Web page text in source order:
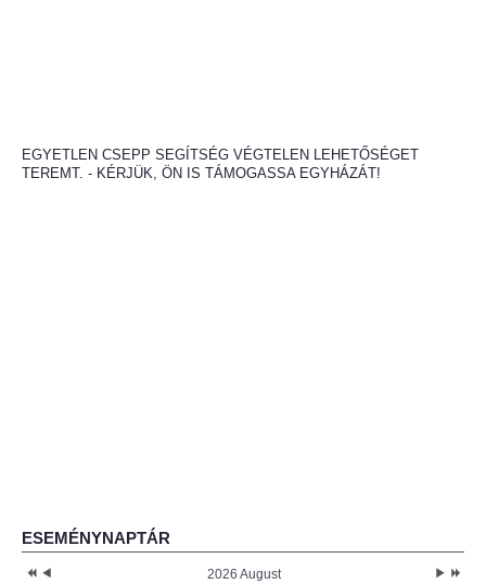
EGYETLEN CSEPP SEGÍTSÉG VÉGTELEN LEHETŐSÉGET
TEREMT. - KÉRJÜK, ÖN IS TÁMOGASSA EGYHÁZÁT!
ESEMÉNYNAPTÁR
2026 August